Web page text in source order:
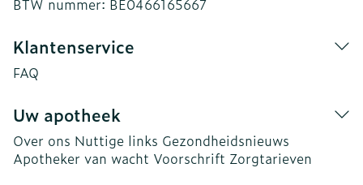
BTW nummer: BE0466165667
Klantenservice
FAQ
Uw apotheek
Over ons Nuttige links Gezondheidsnieuws
Apotheker van wacht Voorschrift Zorgtarieven